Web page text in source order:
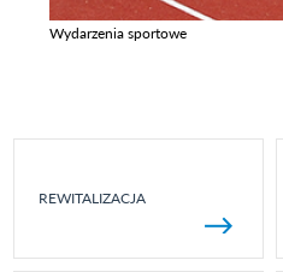
Wydarzenia sportowe
REWITALIZACJA